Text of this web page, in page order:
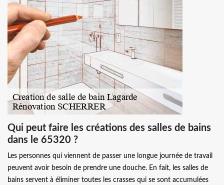
Qui peut faire les créations des salles de bains
dans le 65320 ?
Les personnes qui viennent de passer une longue journée de travail
peuvent avoir besoin de prendre une douche. En fait, les salles de
bains servent à éliminer toutes les crasses qui se sont accumulées